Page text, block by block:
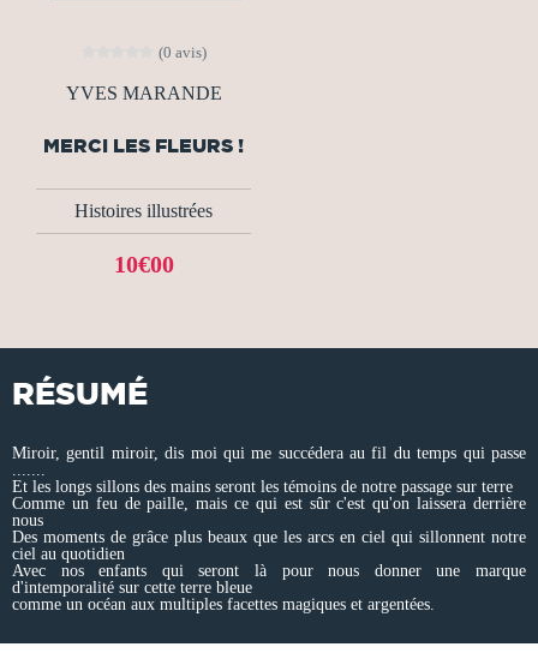
(0 avis)
YVES MARANDE
MERCI LES FLEURS !
Histoires illustrées
10€00
RÉSUMÉ
Miroir, gentil miroir, dis moi qui me succédera au fil du temps qui passe
Et les longs sillons des mains seront les témoins de notre passage sur terre
Comme un feu de paille, mais ce qui est sûr c'est qu'on laissera derrière
nous
Des moments de grâce plus beaux que les arcs en ciel qui sillonnent notre
ciel au quotidien
Avec nos enfants qui seront là pour nous donner une marque
d'intemporalité sur cette terre bleue
comme un océan aux multiples facettes magiques et argentées.